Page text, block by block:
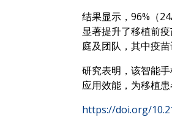
结果显示，96%（
显著提升了移植前
庭及团队，其中疫
研究表明，该智能
应用效能，为移植
https://doi.org/